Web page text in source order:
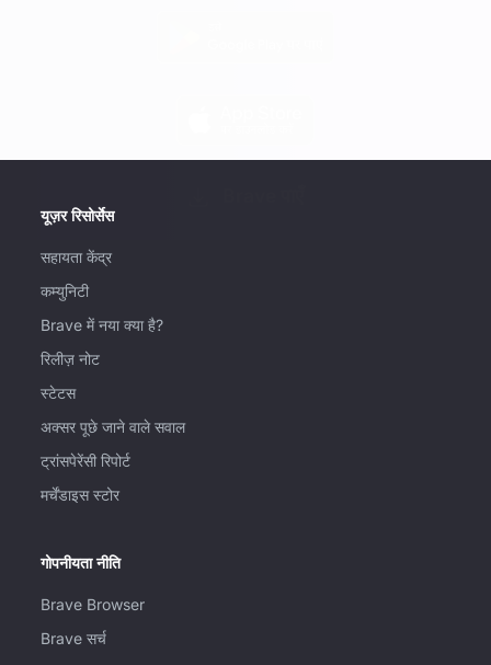
यूज़र रिसोर्सेस
सहायता केंद्र
कम्युनिटी
Brave में नया क्या है?
रिलीज़ नोट
स्टेटस
अक्सर पूछे जाने वाले सवाल
ट्रांसपेरेंसी रिपोर्ट
मर्चेंडाइस स्टोर
गोपनीयता नीति
Brave Browser
Brave सर्च